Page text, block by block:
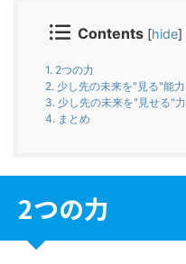
Contents [hide]
1. 2つの力
2. 少し先の未来を"見る"能力
3. 少し先の未来を"見せる"力
4. まとめ
2つの力